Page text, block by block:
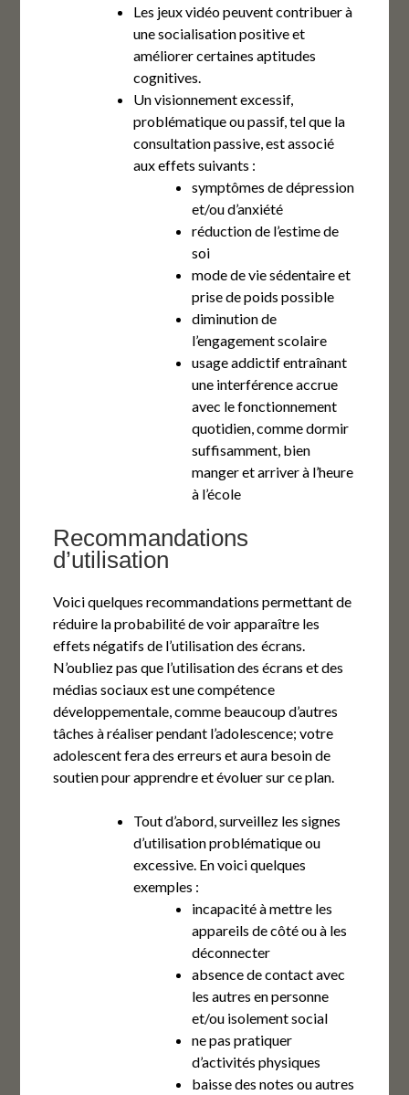
Les jeux vidéo peuvent contribuer à
une socialisation positive et
améliorer certaines aptitudes
cognitives.
Un visionnement excessif,
problématique ou passif, tel que la
consultation passive, est associé
aux effets suivants :
symptômes de dépression
et/ou d’anxiété
réduction de l’estime de
soi
mode de vie sédentaire et
prise de poids possible
diminution de
l’engagement scolaire
usage addictif entraînant
une interférence accrue
avec le fonctionnement
quotidien, comme dormir
suffisamment, bien
manger et arriver à l’heure
à l’école
Recommandations
d’utilisation
Voici quelques recommandations permettant de
réduire la probabilité de voir apparaître les
effets négatifs de l’utilisation des écrans.
N’oubliez pas que l’utilisation des écrans et des
médias sociaux est une compétence
développementale, comme beaucoup d’autres
tâches à réaliser pendant l’adolescence; votre
adolescent fera des erreurs et aura besoin de
soutien pour apprendre et évoluer sur ce plan.
Tout d’abord, surveillez les signes
d’utilisation problématique ou
excessive. En voici quelques
exemples :
incapacité à mettre les
appareils de côté ou à les
déconnecter
absence de contact avec
les autres en personne
et/ou isolement social
ne pas pratiquer
d’activités physiques
baisse des notes ou autres